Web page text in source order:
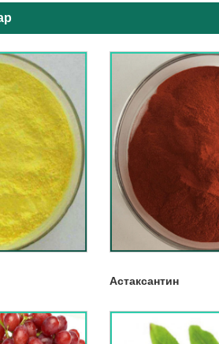
Астаксантин